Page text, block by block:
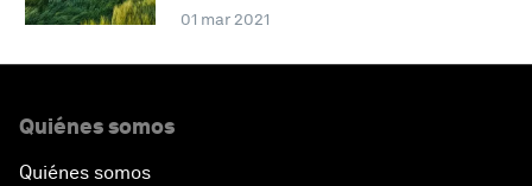
01 mar 2021
Quiénes somos
Quiénes somos